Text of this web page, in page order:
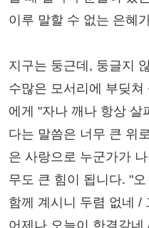
이루 말할 수 없는 은혜
지구는 둥근데, 둥글지
수많은 모서리에 부딪쳐
에게 "자나 깨나 항상 살
다는 말씀은 너무 큰 위
은 사랑으로 누군가가
무도 큰 힘이 됩니다. "
함께 계시니 두렴 없네 /